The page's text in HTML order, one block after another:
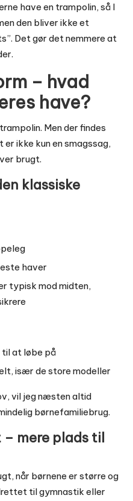
have en trampolin, så I
den bliver ikke et
Det gør det nemmere at
– hvad
have?
Men der findes
ikke kun en smagssag,
brugt.
klassiske
haver
typisk mod midten,
til at løbe på
især de store modeller
vil jeg næsten altid
børnefamiliebrug.
mere plads til
når børnene er større og
til gymnastik eller